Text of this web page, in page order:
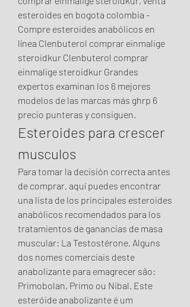
esteroides en bogota colombia -
Compre esteroides anabólicos en
línea Clenbuterol comprar einmalige
steroidkur Clenbuterol comprar
einmalige steroidkur Grandes
expertos examinan los 6 mejores
modelos de las marcas más ghrp 6
precio punteras y consiguen.
Esteroides para crescer
musculos
Para tomar la decisión correcta antes
de comprar, aquí puedes encontrar
una lista de los principales esteroides
anabólicos recomendados para los
tratamientos de ganancias de masa
muscular: La Testostérone. Alguns
dos nomes comerciais deste
anabolizante para emagrecer são:
Primobolan, Primo ou Nibal. Este
esteróide anabolizante é um